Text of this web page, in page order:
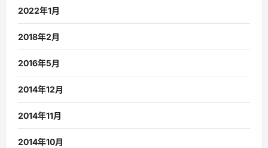
2022年1月
2018年2月
2016年5月
2014年12月
2014年11月
2014年10月